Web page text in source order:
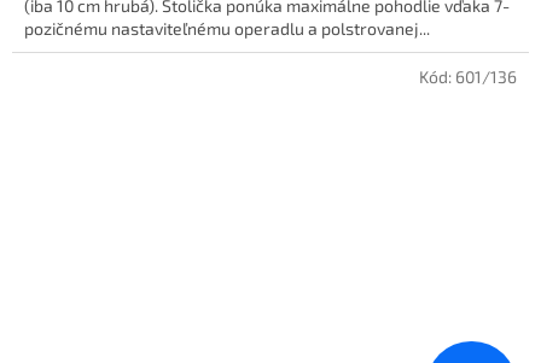
(iba 10 cm hrubá). Stolička ponúka maximálne pohodlie vďaka 7-
pozičnému nastaviteľnému operadlu a polstrovanej...
Kód: 601/136